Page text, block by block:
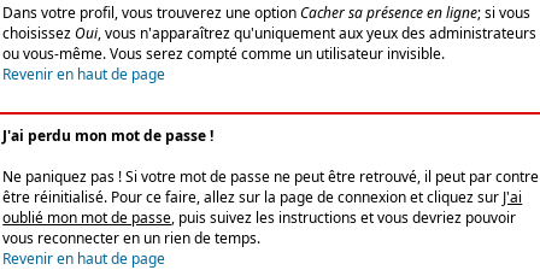
Dans votre profil, vous trouverez une optionCacher sa présence en ligne; si vous
choisissezOui, vous n'apparaîtrez qu'uniquement aux yeux des administrateurs
ou vous-même. Vous serez compté comme un utilisateur invisible.
Revenir en haut de page
J'ai perdu mon mot de passe !
Ne paniquez pas ! Si votre mot de passe ne peut être retrouvé, il peut par contre
être réinitialisé. Pour ce faire, allez sur la page de connexion et cliquez sur J'ai
oublié mon mot de passe, puis suivez les instructions et vous devriez pouvoir
vous reconnecter en un rien de temps.
Revenir en haut de page